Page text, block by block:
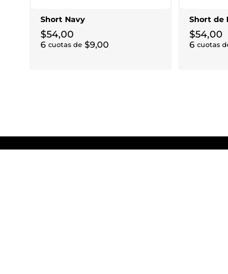
Short Navy
$54,00
6 cuotas de $9,00
Short de
$54,00
6 cuotas